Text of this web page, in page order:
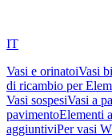
IT
Vasi e orinatoiVasi
di ricambio per
Vasi sospesiVasi a
pavimentoElementi
aggiuntiviPer vasi